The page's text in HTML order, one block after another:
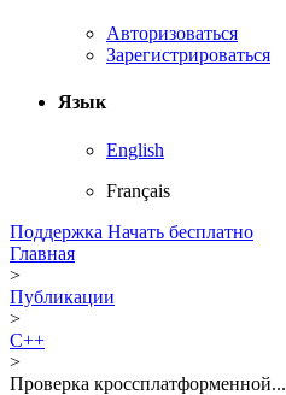
Авторизоваться
Зарегистрироваться
Язык
English
Français
Поддержка Начать бесплатно
Главная
>
Публикации
>
C++
>
Проверка кроссплатформенной...